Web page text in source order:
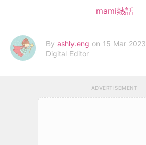
mami熱話
By ashly.eng on 15 Mar 2023
Digital Editor
ADVERTISEMENT